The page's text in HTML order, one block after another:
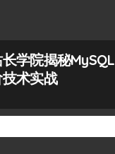
学院揭秘MySQL
术实战